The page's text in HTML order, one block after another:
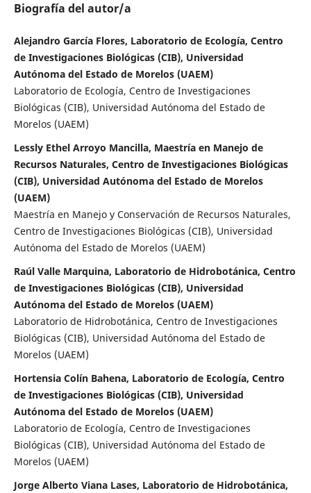
Biografía del autor/a
Alejandro García Flores, Laboratorio de Ecología, Centro
de Investigaciones Biológicas (CIB), Universidad
Autónoma del Estado de Morelos (UAEM)
Laboratorio de Ecología, Centro de Investigaciones
Biológicas (CIB), Universidad Autónoma del Estado de
Morelos (UAEM)
Lessly Ethel Arroyo Mancilla, Maestría en Manejo de
Recursos Naturales, Centro de Investigaciones Biológicas
(CIB), Universidad Autónoma del Estado de Morelos
(UAEM)
Maestría en Manejo y Conservación de Recursos Naturales,
Centro de Investigaciones Biológicas (CIB), Universidad
Autónoma del Estado de Morelos (UAEM)
Raúl Valle Marquina, Laboratorio de Hidrobotánica, Centro
de Investigaciones Biológicas (CIB), Universidad
Autónoma del Estado de Morelos (UAEM)
Laboratorio de Hidrobotánica, Centro de Investigaciones
Biológicas (CIB), Universidad Autónoma del Estado de
Morelos (UAEM)
Hortensia Colín Bahena, Laboratorio de Ecología, Centro
de Investigaciones Biológicas (CIB), Universidad
Autónoma del Estado de Morelos (UAEM)
Laboratorio de Ecología, Centro de Investigaciones
Biológicas (CIB), Universidad Autónoma del Estado de
Morelos (UAEM)
Jorge Alberto Viana Lases, Laboratorio de Hidrobotánica,